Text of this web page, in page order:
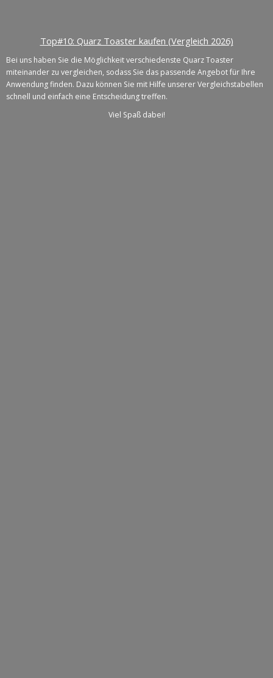
Top#10: Quarz Toaster kaufen (Vergleich 2026)
Bei uns haben Sie die Möglichkeit verschiedenste Quarz Toaster
miteinander zu vergleichen, sodass Sie das passende Angebot für Ihre
Anwendung finden. Dazu können Sie mit Hilfe unserer Vergleichstabellen
schnell und einfach eine Entscheidung treffen.
Viel Spaß dabei!